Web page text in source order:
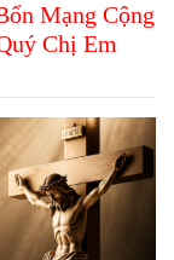
Mạng Cộng
Chị Em